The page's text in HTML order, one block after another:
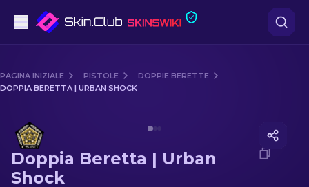
Fascia media
Fucile
Fucile di precisione
PAGINA INIZIALE PISTOLE
DOPPIE BERETTE
DOPPIA BERETTA | URBAN SHOCK
Doppia Beretta | Urban
Shock